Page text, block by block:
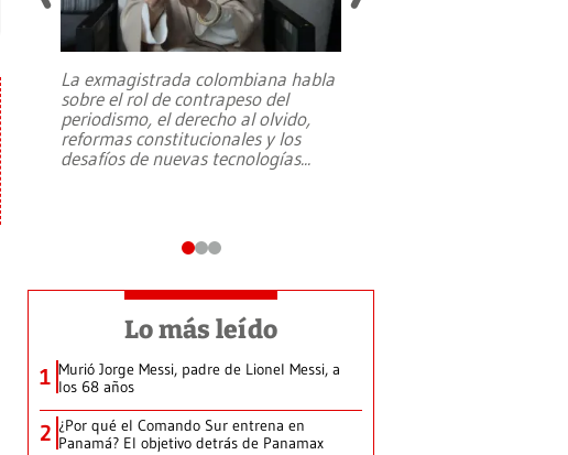
La exmagistrada colombiana habla
sobre el rol de contrapeso del
periodismo, el derecho al olvido,
reformas constitucionales y los
desafíos de nuevas tecnologías...
Lo más leído
1 Murió Jorge Messi, padre de Lionel Messi, a
los 68 años
2 ¿Por qué el Comando Sur entrena en
Panamá? El objetivo detrás de Panamax